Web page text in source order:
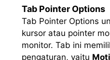
Tab Pointer Options
Tab Pointer Options
kursor atau pointer
monitor. Tab ini
pengaturan, yaitu